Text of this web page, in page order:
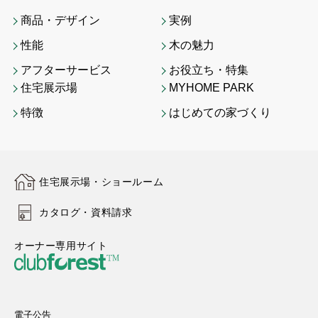
商品・デザイン
性能
アフターサービス
実例
木の魅力
お役立ち・特集
住宅展示場
特徴
MYHOME PARK
はじめての家づくり
住宅展示場・ショールーム
カタログ・資料請求
オーナー専用サイト
電子公告